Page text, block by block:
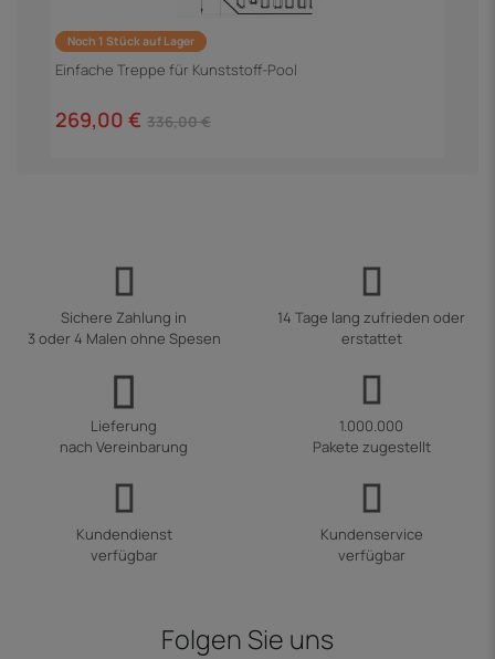
Noch 1 Stück auf Lager
Einfache Treppe für Kunststoff-Pool
269,00 € 336,00 €
Sichere Zahlung in
3 oder 4 Malen ohne Spesen
14 Tage lang zufrieden oder
erstattet
Lieferung
nach Vereinbarung
1.000.000
Pakete zugestellt
Kundendienst
verfügbar
Kundenservice
verfügbar
Folgen Sie uns